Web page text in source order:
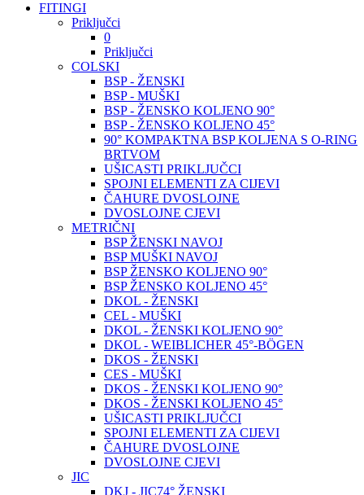
FITINGI
Priključci
0
Priključci
COLSKI
BSP - ŽENSKI
BSP - MUŠKI
BSP - ŽENSKO KOLJENO 90°
BSP - ŽENSKO KOLJENO 45°
90° KOMPAKTNA BSP KOLJENA S O-RING
BRTVOM
UŠICASTI PRIKLJUČCI
SPOJNI ELEMENTI ZA CIJEVI
ČAHURE DVOSLOJNE
DVOSLOJNE CJEVI
METRIČNI
BSP ŽENSKI NAVOJ
BSP MUŠKI NAVOJ
BSP ŽENSKO KOLJENO 90°
BSP ŽENSKO KOLJENO 45°
DKOL - ŽENSKI
CEL - MUŠKI
DKOL - ŽENSKI KOLJENO 90°
DKOL - WEIBLICHER 45°-BÖGEN
DKOS - ŽENSKI
CES - MUŠKI
DKOS - ŽENSKI KOLJENO 90°
DKOS - ŽENSKI KOLJENO 45°
UŠICASTI PRIKLJUČCI
SPOJNI ELEMENTI ZA CIJEVI
ČAHURE DVOSLOJNE
DVOSLOJNE CJEVI
JIC
DKJ - JIC74° ŽENSKI